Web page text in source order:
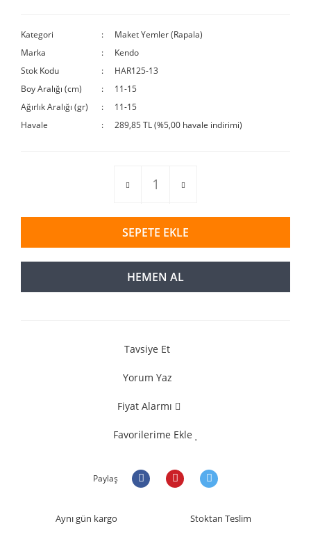
Kategori
Maket Yemler (Rapala)
Marka
Kendo
Stok Kodu
HAR125-13
Boy Aralığı (cm)
11-15
Ağırlık Aralığı (gr)
11-15
Havale
289,85 TL (%5,00 havale indirimi)
SEPETE EKLE
HEMEN AL
Tavsiye Et
Yorum Yaz
Fiyat Alarmı
Favorilerime Ekle
Paylaş
Aynı gün kargo Stoktan Teslim